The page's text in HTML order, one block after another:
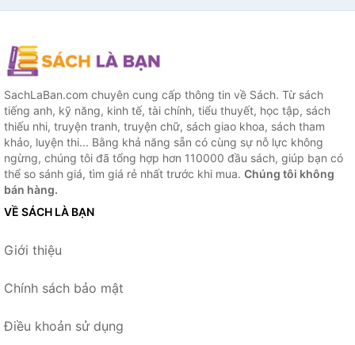
SachLaBan.com chuyên cung cấp thông tin về Sách. Từ sách
tiếng anh, kỹ năng, kinh tế, tài chính, tiểu thuyết, học tập, sách
thiếu nhi, truyện tranh, truyện chữ, sách giao khoa, sách tham
khảo, luyện thi... Bằng khả năng sẵn có cùng sự nỗ lực không
ngừng, chúng tôi đã tổng hợp hơn 110000 đầu sách, giúp bạn có
thể so sánh giá, tìm giá rẻ nhất trước khi mua. Chúng tôi không
bán hàng.
VỀ SÁCH LÀ BẠN
Giới thiệu
Chính sách bảo mật
Điều khoản sử dụng